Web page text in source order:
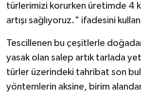
türlerimizi korurken üretimde 4
artışı sağlıyoruz." ifadesini
Tescillenen bu çeşitlerle
yasak olan salep artık tarlada
türler üzerindeki tahribat son
yöntemlerin aksine, birim